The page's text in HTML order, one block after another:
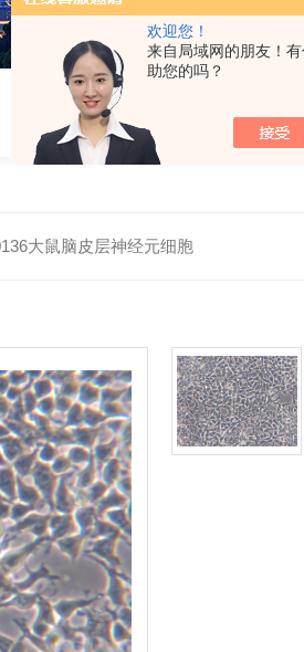
欢迎您！
来自局域网的朋友！
助您的吗？
大鼠脑皮层神经元细胞